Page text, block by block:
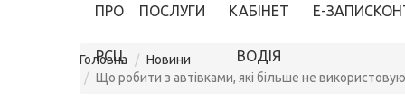
ПРО
РСЦ
ПОСЛУГИ КАБІНЕТ
ВОДІЯ
Е-ЗАПИС
Головна
Новини
Що робити з автівками, які більше не